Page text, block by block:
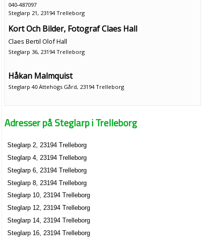
040-487097
Steglarp 21, 23194 Trelleborg
Kort Och Bilder, Fotograf Claes Hall
Claes Bertil Olof Hall
Steglarp 36, 23194 Trelleborg
Håkan Malmquist
Steglarp 40 Ättehögs Gård, 23194 Trelleborg
Göran Krister Mikael Göransson
Trelleborgs USA-bilar & delar
Håkan Lennart Hellström
040-487516
Steglarp 6, 23194 Trelleborg
Adresser på Steglarp i Trelleborg
Steglarp 2, 23194 Trelleborg
Steglarp 4, 23194 Trelleborg
Steglarp 6, 23194 Trelleborg
Steglarp 8, 23194 Trelleborg
Steglarp 10, 23194 Trelleborg
Steglarp 12, 23194 Trelleborg
Steglarp 14, 23194 Trelleborg
Steglarp 16, 23194 Trelleborg